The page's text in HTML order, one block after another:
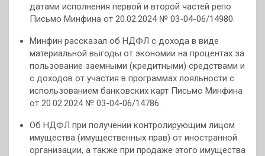
датами исполнения первой и второй частей репо
Письмо Минфина от 20.02.2024 № 03-04-06/14980.
Минфин рассказал об НДФЛ с дохода в виде
материальной выгоды от экономии на процентах за
пользование заемными (кредитными) средствами и
с доходов от участия в программах лояльности с
использованием банковских карт Письмо Минфина
от 20.02.2024 № 03-04-06/14786.
Об НДФЛ при получении контролирующим лицом
имущества (имущественных прав) от иностранной
организации, а также при продаже этого имущества